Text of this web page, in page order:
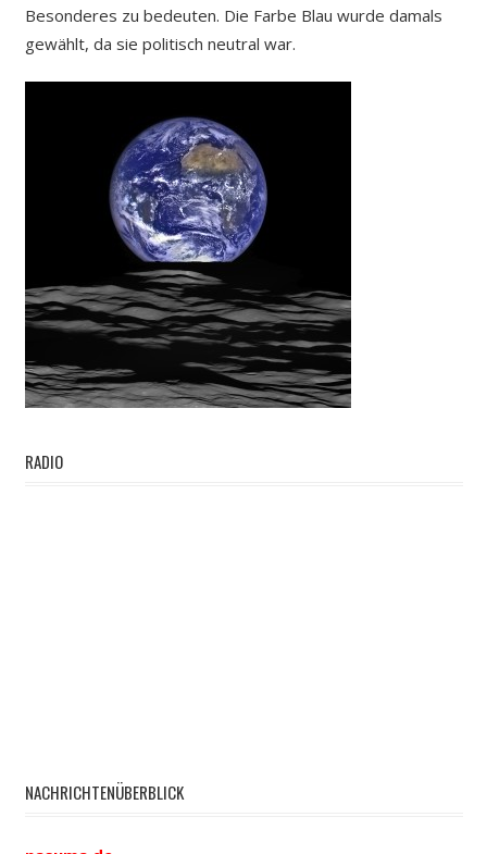
Besonderes zu bedeuten. Die Farbe Blau wurde damals
gewählt, da sie politisch neutral war.
RADIO
NACHRICHTENÜBERBLICK